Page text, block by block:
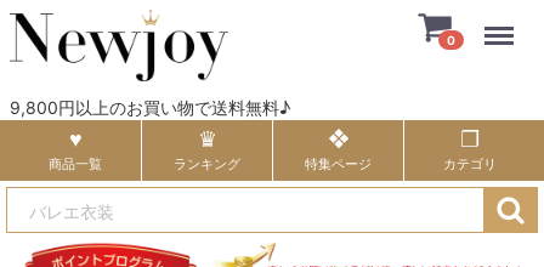
9,800円以上のお買い物で送料無料♪
0
商品一覧 ランキング 特集ページ カテゴリ